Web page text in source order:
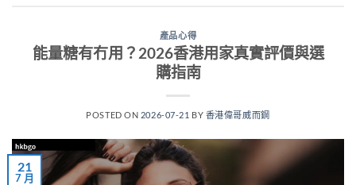
產品心得
能量糖有冇用？2026香港用家真實評價與選
購指南
POSTED ON 2026-07-21 BY 香港偉哥威而鋼
21
7 月